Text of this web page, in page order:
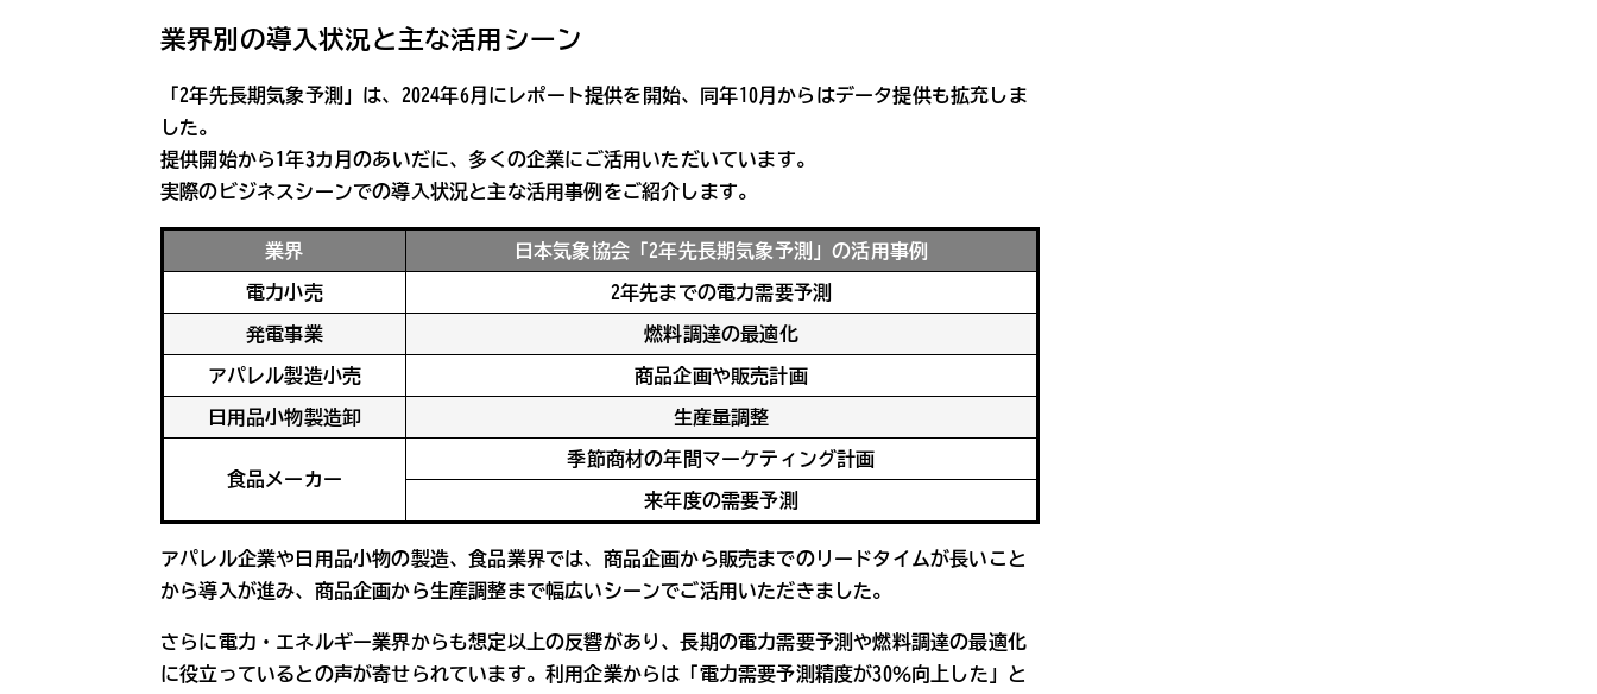
業界別の導入状況と主な活用シーン
「2年先長期気象予測」は、2024年6月にレポート提供を開始、同年10月からはデータ提供も拡充しま
した。
提供開始から1年3カ月のあいだに、多くの企業にご活用いただいています。
実際のビジネスシーンでの導入状況と主な活用事例をご紹介します。
業界 日本気象協会「2年先長期気象予測」の活用事例
電力小売 2年先までの電力需要予測
発電事業 燃料調達の最適化
アパレル製造小売 商品企画や販売計画
日用品小物製造卸 生産量調整
食品メーカー
季節商材の年間マーケティング計画
来年度の需要予測
アパレル企業や日用品小物の製造、食品業界では、商品企画から販売までのリードタイムが長いこと
から導入が進み、商品企画から生産調整まで幅広いシーンでご活用いただきました。
さらに電力・エネルギー業界からも想定以上の反響があり、長期の電力需要予測や燃料調達の最適化
に役立っているとの声が寄せられています。利用企業からは「電力需要予測精度が30％向上した」と